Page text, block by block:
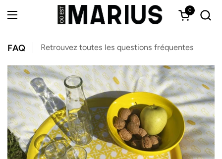
Passer au contenu
Ouvrir le
0
Ouvrir le menu
FAQ Retrouvez toutes les questions fréquentes